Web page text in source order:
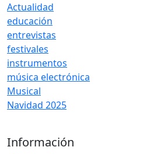
Actualidad
educación
entrevistas
festivales
instrumentos
música electrónica
Musical
Navidad 2025
Información